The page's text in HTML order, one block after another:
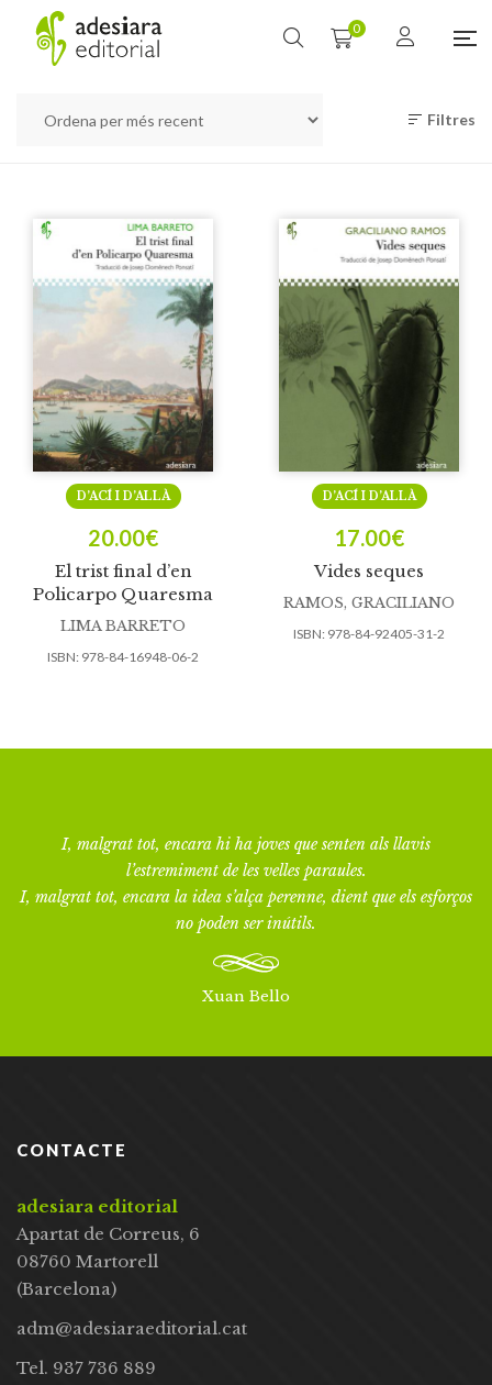
0
Filtres
El trist final d’en
Policarpo Quaresma
D’ACÍ I D’ALLÀ
20.00€
LIMA BARRETO
ISBN: 978-84-16948-06-2
Vides seques
D’ACÍ I D’ALLÀ
17.00€
RAMOS, GRACILIANO
ISBN: 978-84-92405-31-2
I, malgrat tot, encara hi ha joves que senten als llavis
l’estremiment de les velles paraules.
I, malgrat tot, encara la idea s’alça perenne, dient que els esforços
no poden ser inútils.
Xuan Bello
CONTACTE
adesiara editorial
Apartat de Correus, 6
08760 Martorell
(Barcelona)
adm@adesiaraeditorial.cat
Tel. 937 736 889